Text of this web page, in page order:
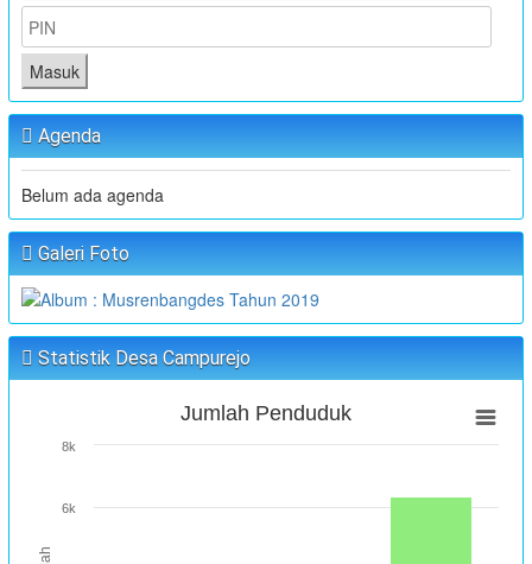
Masuk
Agenda
Belum ada agenda
Galeri Foto
Statistik Desa Campurejo
Jumlah Penduduk
6k
8k